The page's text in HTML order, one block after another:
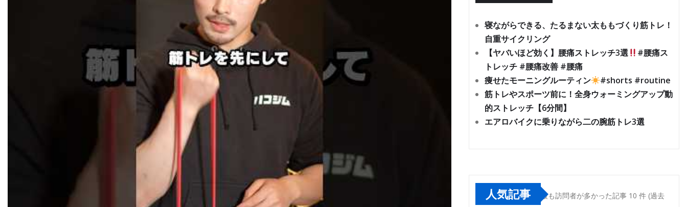
寝ながらできる、たるまない太ももづくり筋トレ！
自重サイクリング
【ヤバいほど効く】腰痛ストレッチ3選
#腰痛ス
トレッチ #腰痛改善 #腰痛
痩せたモーニングルーティン
#shorts #routine
筋トレやスポーツ前に！全身ウォーミングアップ動
的ストレッチ【6分間】
エアロバイクに乗りながら二の腕筋トレ3選
人気記事 最も訪問者が多かった記事 10 件 (過去